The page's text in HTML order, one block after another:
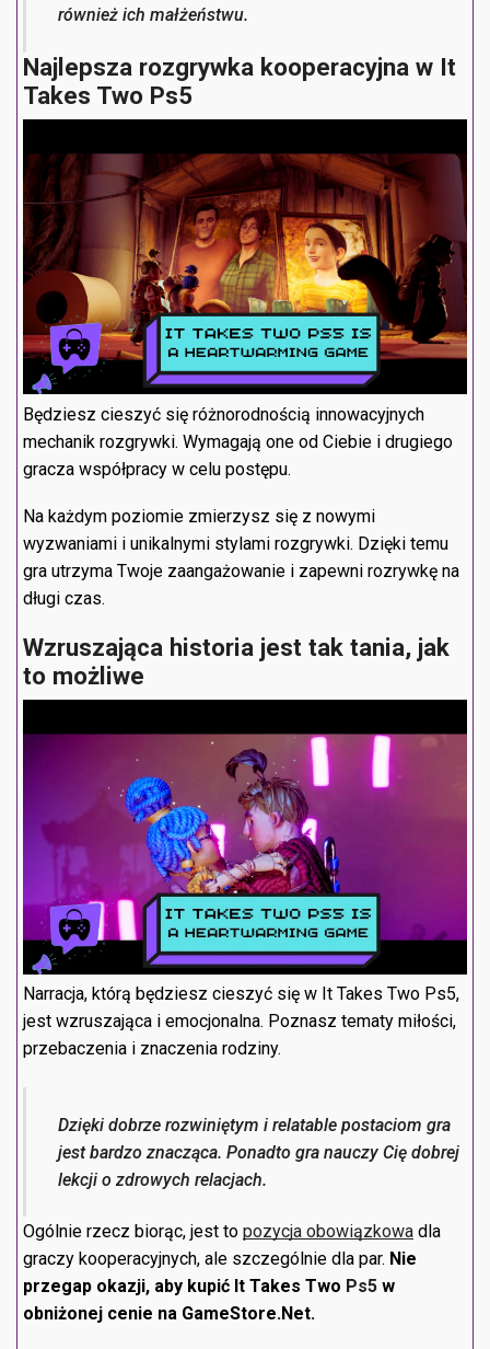
również ich małżeństwu.
Najlepsza rozgrywka kooperacyjna w It
Takes Two Ps5
Będziesz cieszyć się różnorodnością innowacyjnych
mechanik rozgrywki. Wymagają one od Ciebie i drugiego
gracza współpracy w celu postępu.
Na każdym poziomie zmierzysz się z nowymi
wyzwaniami i unikalnymi stylami rozgrywki. Dzięki temu
gra utrzyma Twoje zaangażowanie i zapewni rozrywkę na
długi czas.
Wzruszająca historia jest tak tania, jak
to możliwe
Narracja, którą będziesz cieszyć się w It Takes Two Ps5,
jest wzruszająca i emocjonalna. Poznasz tematy miłości,
przebaczenia i znaczenia rodziny.
Dzięki dobrze rozwiniętym i relatable postaciom gra
jest bardzo znacząca. Ponadto gra nauczy Cię dobrej
lekcji o zdrowych relacjach.
Ogólnie rzecz biorąc, jest to pozycja obowiązkowa dla
graczy kooperacyjnych, ale szczególnie dla par. Nie
przegap okazji, aby kupić It Takes Two Ps5 w
obniżonej cenie na GameStore.Net.